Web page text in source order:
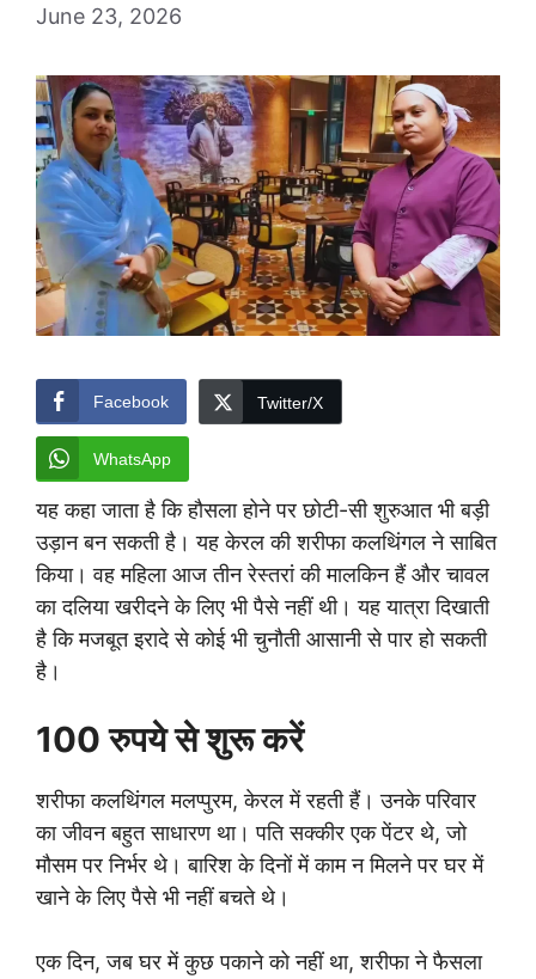
June 23, 2026
Facebook Twitter/X
WhatsApp
यह कहा जाता है कि हौसला होने पर छोटी-सी शुरुआत भी बड़ी
उड़ान बन सकती है। यह केरल की शरीफा कलथिंगल ने साबित
किया। वह महिला आज तीन रेस्तरां की मालकिन हैं और चावल
का दलिया खरीदने के लिए भी पैसे नहीं थी। यह यात्रा दिखाती
है कि मजबूत इरादे से कोई भी चुनौती आसानी से पार हो सकती
है।
100 रुपये से शुरू करें
शरीफा कलथिंगल मलप्पुरम, केरल में रहती हैं। उनके परिवार
का जीवन बहुत साधारण था। पति सक्कीर एक पेंटर थे, जो
मौसम पर निर्भर थे। बारिश के दिनों में काम न मिलने पर घर में
खाने के लिए पैसे भी नहीं बचते थे।
एक दिन, जब घर में कुछ पकाने को नहीं था, शरीफा ने फैसला